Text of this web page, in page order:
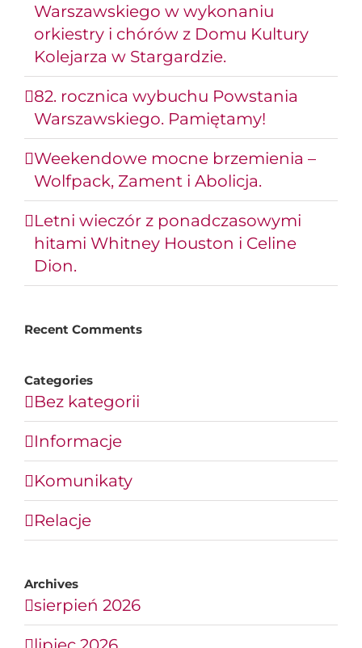
Warszawskiego w wykonaniu
orkiestry i chórów z Domu Kultury
Kolejarza w Stargardzie.
82. rocznica wybuchu Powstania
Warszawskiego. Pamiętamy!
Weekendowe mocne brzemienia –
Wolfpack, Zament i Abolicja.
Letni wieczór z ponadczasowymi
hitami Whitney Houston i Celine
Dion.
Recent Comments
Categories
Bez kategorii
Informacje
Komunikaty
Relacje
Archives
sierpień 2026